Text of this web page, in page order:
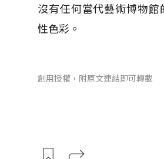
沒有任何當代藝術博物館
性色彩。
創用授權，附原文連結即可轉載